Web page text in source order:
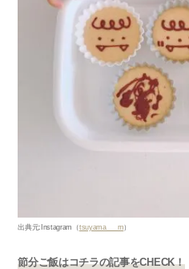
出典元:Instagram （tsuyama___m）
節分ご飯はコチラの記事をCHECK！